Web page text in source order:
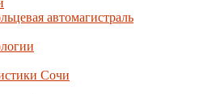
автомагистраль
Сочи